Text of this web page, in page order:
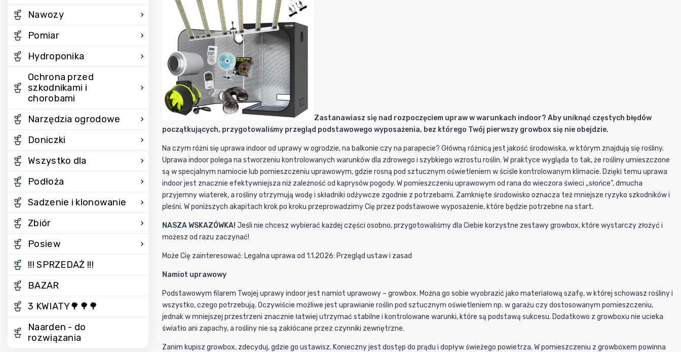
Nawozy
Pomiar
Hydroponika
Ochrona przed
szkodnikami i
chorobami
Narzędzia ogrodowe
Doniczki
Wszystko dla
Podłoża
Sadzenie i klonowanie
Zbiór
Posiew
!!! SPRZEDAŻ !!!
BAZAR
3 KWIATY🌳🌳🌳
Naarden - do
rozwiązania
Zastanawiasz się nad rozpoczęciem upraw w warunkach indoor? Aby uniknąć częstych błędów
początkujących, przygotowaliśmy przegląd podstawowego wyposażenia, bez którego Twój pierwszy growbox się nie obejdzie.
Na czym różni się uprawa indoor od uprawy w ogrodzie, na balkonie czy na parapecie? Główną różnicą jest jakość środowiska, w którym znajdują się rośliny.
Uprawa indoor polega na stworzeniu kontrolowanych warunków dla zdrowego i szybkiego wzrostu roślin. W praktyce wygląda to tak, że rośliny umieszczone
są w specjalnym namiocie lub pomieszczeniu uprawowym, gdzie rosną pod sztucznym oświetleniem w ściśle kontrolowanym klimacie. Dzięki temu uprawa
indoor jest znacznie efektywniejsza niż zależność od kaprysów pogody. W pomieszczeniu uprawowym od rana do wieczora świeci „słońce”, dmucha
przyjemny wiaterek, a rośliny otrzymują wodę i składniki odżywcze zgodnie z potrzebami. Zamknięte środowisko oznacza też mniejsze ryzyko szkodników i
pleśni. W poniższych akapitach krok po kroku przeprowadzimy Cię przez podstawowe wyposażenie, które będzie potrzebne na start.
NASZA WSKAZÓWKA! Jeśli nie chcesz wybierać każdej części osobno, przygotowaliśmy dla Ciebie korzystne zestawy growbox, które wystarczy złożyć i
możesz od razu zaczynać!
Może Cię zainteresować: Legalna uprawa od 1.1.2026: Przegląd ustaw i zasad
Namiot uprawowy
Podstawowym filarem Twojej uprawy indoor jest namiot uprawowy – growbox. Można go sobie wyobrazić jako materiałową szafę, w której schowasz rośliny i
wszystko, czego potrzebują. Oczywiście możliwe jest uprawianie roślin pod sztucznym oświetleniem np. w garażu czy dostosowanym pomieszczeniu,
jednak w mniejszej przestrzeni znacznie łatwiej utrzymać stabilne i kontrolowane warunki, które są podstawą sukcesu. Dodatkowo z growboxu nie ucieka
światło ani zapachy, a rośliny nie są zakłócane przez czynniki zewnętrzne.
Zanim kupisz growbox, zdecyduj, gdzie go ustawisz. Konieczny jest dostęp do prądu i dopływ świeżego powietrza. W pomieszczeniu z growboxem powinna